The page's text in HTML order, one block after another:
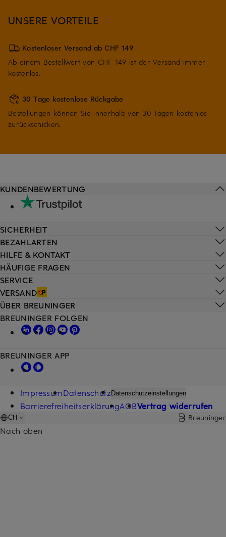
UNSERE VORTEILE
Kostenloser Versand ab CHF 149
Ab einem Bestellwert von CHF 149 ist der Versand immer
kostenlos.
30 Tage kostenlose Rückgabe
Bestellungen können Sie innerhalb von 30 Tagen kostenlos
zurückschicken.
HILFE & KONTAKT
HÄUFIGE FRAGEN
SERVICE
VERSAND
KUNDENBEWERTUNG
SICHERHEIT
BEZAHLARTEN
ÜBER BREUNINGER
BREUNINGER FOLGEN
BREUNINGER APP
ImpressumDatenschutz Datenschutzeinstellungen
BarrierefreiheitserklärungAGBVertrag widerrufen
CH Breuninger
Nach oben